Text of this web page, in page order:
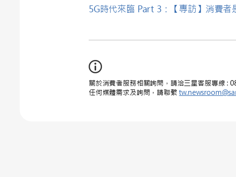
5G時代來臨 Part 3：【專訪】消費
關於消費者服務相關詢問，請洽三星客服專線 :
任何媒體需求及詢問，請聯繫